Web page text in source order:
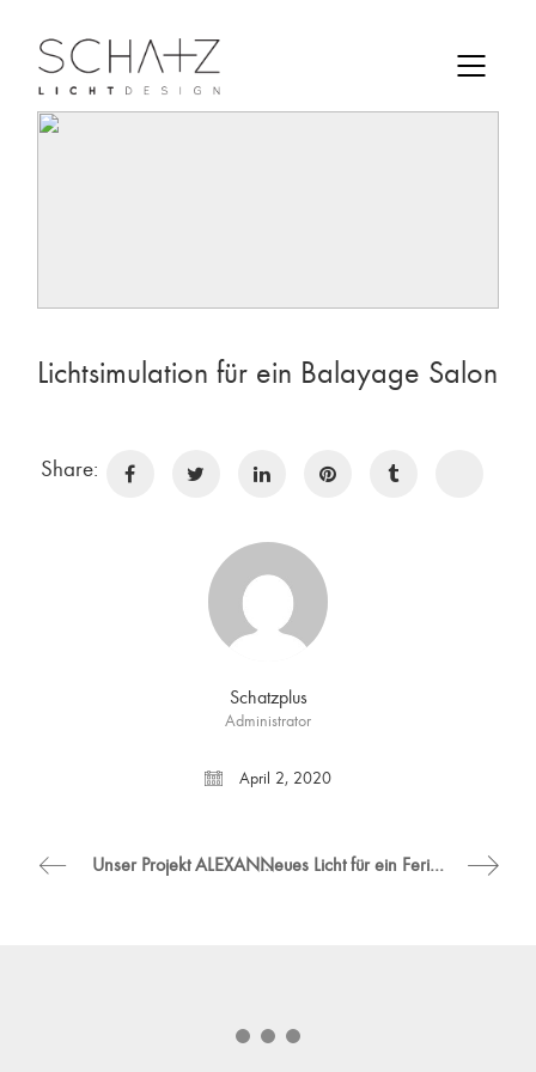
Lichtsimulation für ein Balayage Salon
Share:
Schatzplus
Administrator
April 2, 2020
Unser Projekt ALEXANDER & VITTORIO HAIRSPA in der Ausgabe “RETAIL DESIGN INTERNATIONAL VOL.5” Neues Licht für ein Ferienhaus